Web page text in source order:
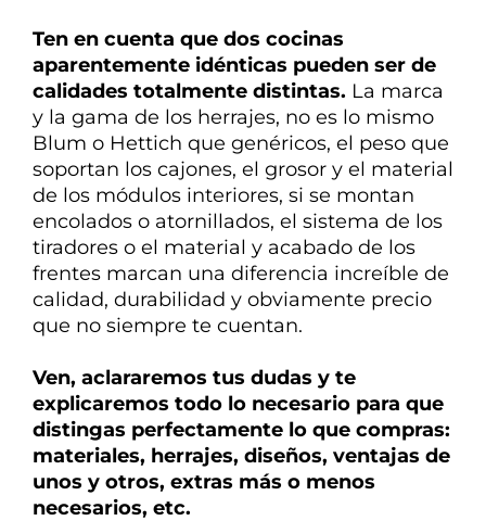
Ten en cuenta que dos cocinas
aparentemente idénticas pueden ser de
calidades totalmente distintas. La marca
y la gama de los herrajes, no es lo mismo
Blum o Hettich que genéricos, el peso que
soportan los cajones, el grosor y el material
de los módulos interiores, si se montan
encolados o atornillados, el sistema de los
tiradores o el material y acabado de los
frentes marcan una diferencia increíble de
calidad, durabilidad y obviamente precio
que no siempre te cuentan.
Ven, aclararemos tus dudas y te
explicaremos todo lo necesario para que
distingas perfectamente lo que compras:
materiales, herrajes, diseños, ventajas de
unos y otros, extras más o menos
necesarios, etc.